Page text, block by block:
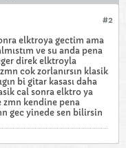
#2
elktroya gectim ama
ve su anda pena
direk elktroyla
cok zorlanırsın klasik
bi gitar kasası daha
cal sonra elktro ya
zmn kendine pena
gec yinede sen bilirsin